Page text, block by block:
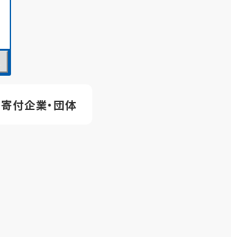
寄付企業・団体